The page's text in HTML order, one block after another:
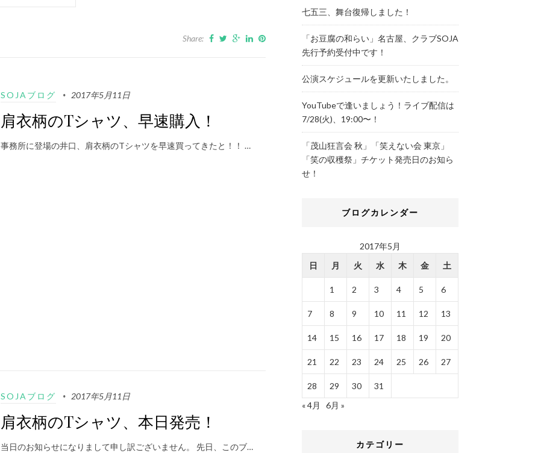
Share:
SOJAブログ 2017年5月11日
肩衣柄のTシャツ、早速購入！
事務所に登場の井口、肩衣柄のTシャツを早速買ってきたと！！ …
SOJAブログ 2017年5月11日
肩衣柄のTシャツ、本日発売！
当日のお知らせになりまして申し訳ございません。 先日、このブ…
七五三、舞台復帰しました！
「お豆腐の和らい」名古屋、クラブSOJA
先行予約受付中です！
公演スケジュールを更新いたしました。
YouTubeで逢いましょう！ライブ配信は
7/28(火)、19:00〜！
「茂山狂言会 秋」「笑えない会 東京」
「笑の収穫祭」チケット発売日のお知ら
せ！
ブログカレンダー
2017年5月
日
月 火 水 木 金 土
1 2 3 4 5 6
7 8 9 10 11 12 13
14 15 16 17 18 19 20
21 22 23 24 25 26 27
28 29 30
31
« 4月
6月 »
カテゴリー